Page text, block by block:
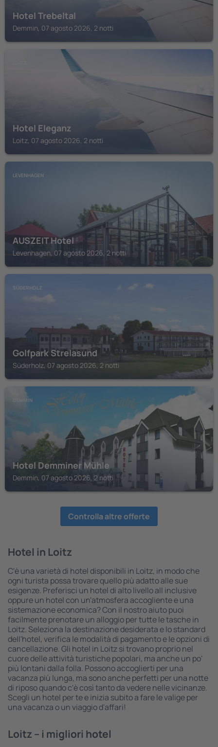
Hotel Trebeltal
Demmin, 07 agosto 2026, 2 notti
Hotel Eleganz
Loitz, 07 agosto 2026, 2 notti
LEVENHAGEN
AUSZEIT Hotel
Levenhagen, 07 agosto 2026, 2 notti
SÜDERHOLZ
Golfpark Strelasund
Süderholz, 07 agosto 2026, 2 notti
DEMMIN
Hotel Demminer Mühle
Demmin, 07 agosto 2026, 2 notti
Controlla altre offerte
Hotel in Loitz
C'è una varietà di hotel disponibili in Loitz, in modo che
ogni turista possa trovare quello più adatto alle sue
esigenze. Preferisci un hotel di alto livello all inclusive
oppure un hotel con un'atmosfera accogliente e una
sistemazione economica? Con il nostro aiuto puoi
facilmente prenotare un alloggio per tutte le tasche in
Loitz. Seleziona la destinazione desiderata e lo standard
dell'hotel, verifica le modalità di pagamento e le opzioni di
cancellazione. Gli hotel in Loitz si trovano proprio nel
cuore delle attività turistiche popolari, ma anche un po'
più lontani dalla folla. Possono accoglierti per una
vacanza più lunga, ma sono anche perfetti per una notte
di riposo quando c'è così tanto da vedere nelle vicinanze.
Scegli un hotel per te e inizia subito a fare le valige per
una vacanza o un viaggio d'affari!
Loitz – i migliori hotel